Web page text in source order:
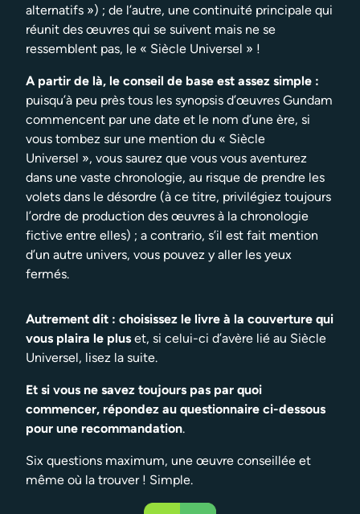
alternatifs ») ; de l’autre, une continuité principale qui
réunit des œuvres qui se suivent mais ne se
ressemblent pas, le « Siècle Universel » !
A partir de là, le conseil de base est assez simple :
puisqu’à peu près tous les synopsis d’œuvres Gundam
commencent par une date et le nom d’une ère, si
vous tombez sur une mention du « Siècle
Universel », vous saurez que vous vous aventurez
dans une vaste chronologie, au risque de prendre les
volets dans le désordre (à ce titre, privilégiez toujours
l’ordre de production des œuvres à la chronologie
fictive entre elles) ; a contrario, s’il est fait mention
d’un autre univers, vous pouvez y aller les yeux
fermés.
Autrement dit : choisissez le livre à la couverture qui
vous plaira le plus et, si celui-ci d’avère lié au Siècle
Universel, lisez la suite.
Et si vous ne savez toujours pas par quoi
commencer, répondez au questionnaire ci-dessous
pour une recommandation.
Six questions maximum, une œuvre conseillée et
même où la trouver ! Simple.